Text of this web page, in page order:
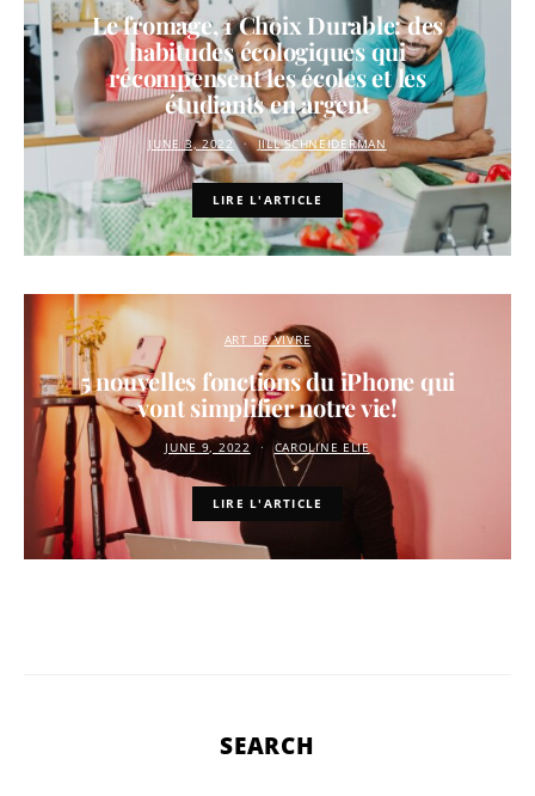
Le fromage, 1 Choix Durable: des
habitudes écologiques qui
récompensent les écoles et les
étudiants en argent
JUNE 3, 2022 JILL SCHNEIDERMAN
LIRE L'ARTICLE
ART DE VIVRE
5 nouvelles fonctions du iPhone qui
vont simplifier notre vie!
JUNE 9, 2022 CAROLINE ELIE
LIRE L'ARTICLE
SEARCH